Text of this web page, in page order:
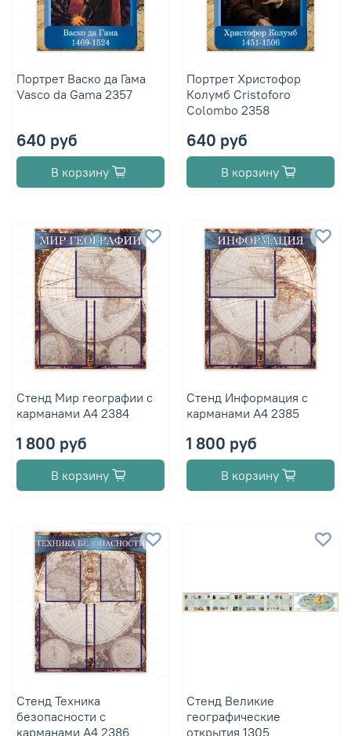
Портрет Васко да Гама
Vasco da Gama 2357
640 руб
В корзину
Портрет Христофор
Колумб Cristoforo
Colombo 2358
640 руб
В корзину
Стенд Мир географии с
карманами А4 2384
1 800 руб
В корзину
Стенд Информация с
карманами А4 2385
1 800 руб
В корзину
Стенд Техника
безопасности с
карманами А4 2386
Стенд Великие
географические
открытия 1305